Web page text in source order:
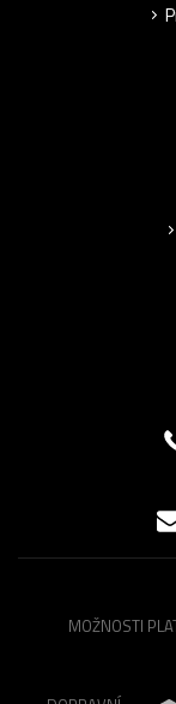
MOŽNOSTI